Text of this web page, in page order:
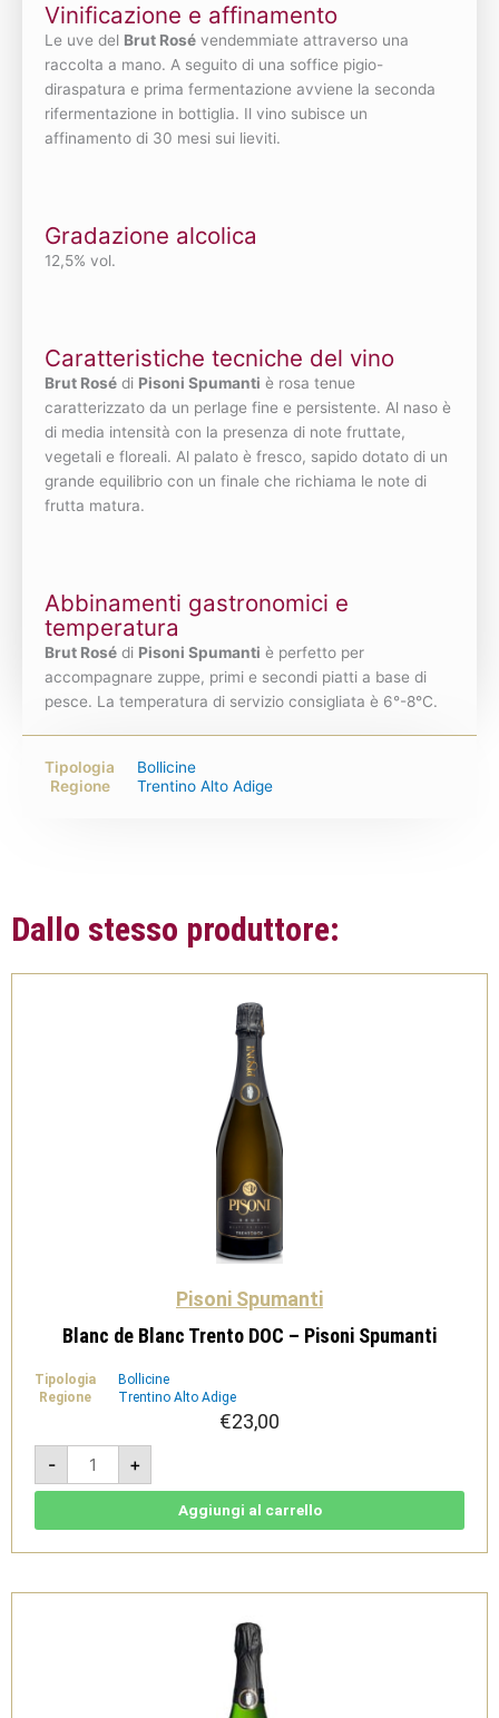
Vinificazione e affinamento
Le uve del Brut Rosé vendemmiate attraverso una
raccolta a mano. A seguito di una soffice pigio-
diraspatura e prima fermentazione avviene la seconda
rifermentazione in bottiglia. Il vino subisce un
affinamento di 30 mesi sui lieviti.
Gradazione alcolica
12,5% vol.
Caratteristiche tecniche del vino
Brut Rosé di Pisoni Spumanti è rosa tenue
caratterizzato da un perlage fine e persistente. Al naso è
di media intensità con la presenza di note fruttate,
vegetali e floreali. Al palato è fresco, sapido dotato di un
grande equilibrio con un finale che richiama le note di
frutta matura.
Abbinamenti gastronomici e
temperatura
Brut Rosé di Pisoni Spumanti è perfetto per
accompagnare zuppe, primi e secondi piatti a base di
pesce. La temperatura di servizio consigliata è 6°-8°C.
Tipologia
Bollicine
Regione
Trentino Alto Adige
Dallo stesso produttore:
Pisoni Spumanti
Blanc de Blanc Trento DOC – Pisoni Spumanti
Tipologia
Bollicine
Regione
Trentino Alto Adige
€23,00
-
Blanc
Blanc
Trento
Spumanti
+
Aggiungi al carrello